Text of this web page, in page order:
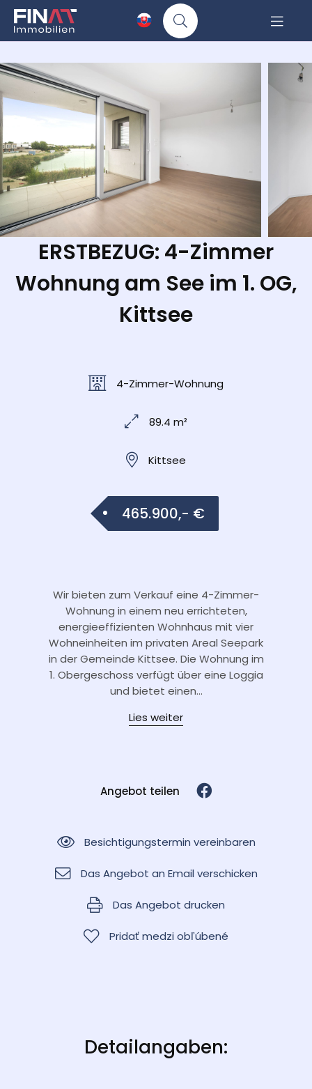
ERSTBEZUG: 4-Zimmer
Wohnung am See im 1. OG,
Kittsee
4-Zimmer-Wohnung
89.4 m²
Kittsee
465.900,- €
Wir bieten zum Verkauf eine 4-Zimmer-
Wohnung in einem neu errichteten,
energieeffizienten Wohnhaus mit vier
Wohneinheiten im privaten Areal Seepark
in der Gemeinde Kittsee. Die Wohnung im
1. Obergeschoss verfügt über eine Loggia
und bietet einen...
Lies weiter
Angebot teilen
Besichtigungstermin vereinbaren
Das Angebot an Email verschicken
Das Angebot drucken
Pridať medzi obľúbené
Detailangaben: